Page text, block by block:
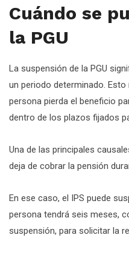
Cuándo se
la PGU
La suspensión de la PGU
un periodo determinado.
persona pierda el beneficio
dentro de los plazos fijados
Una de las principales
deja de cobrar la pensión
En ese caso, el IPS puede
persona tendrá seis meses,
suspensión, para solicitar la